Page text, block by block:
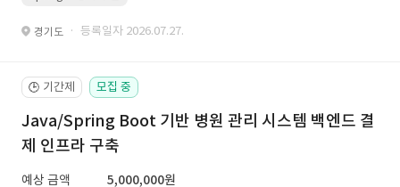
경기도 · 등록일자 2026.07.27.
🕒 기간제 모집 중
Java/Spring Boot 기반 병원 관리 시스템 백엔드 결
제 인프라 구축
예상 금액
5,000,000원